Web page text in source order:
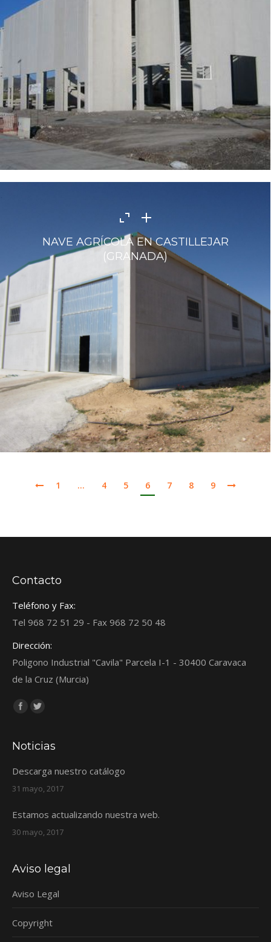
NAVE AGRÍCOLA EN CASTILLEJAR
(GRANADA)
1 … 4 5 6 7 8 9
Contacto
Teléfono y Fax:
Tel 968 72 51 29 - Fax 968 72 50 48
Dirección:
Poligono Industrial "Cavila" Parcela I-1 - 30400 Caravaca
de la Cruz (Murcia)
Encuéntranos en:
Facebook
Twitter
Noticias
Descarga nuestro catálogo
31 mayo, 2017
Estamos actualizando nuestra web.
30 mayo, 2017
Aviso legal
Aviso Legal
Copyright